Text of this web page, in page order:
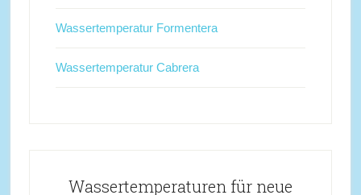
Wassertemperatur Formentera
Wassertemperatur Cabrera
Wassertemperaturen für neue